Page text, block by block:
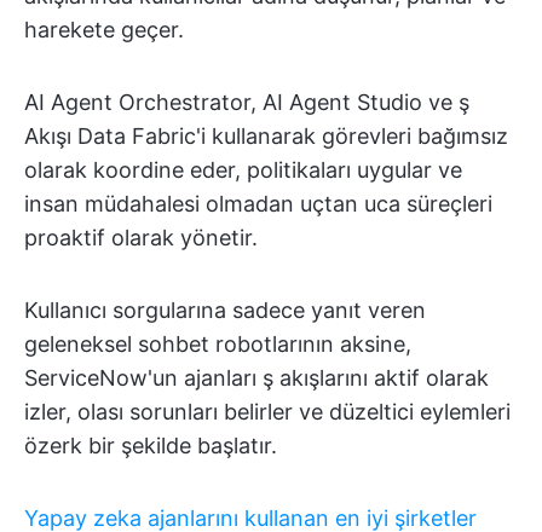
harekete geçer.
AI Agent Orchestrator, AI Agent Studio ve ş
Akışı Data Fabric'i kullanarak görevleri bağımsız
olarak koordine eder, politikaları uygular ve
insan müdahalesi olmadan uçtan uca süreçleri
proaktif olarak yönetir.
Kullanıcı sorgularına sadece yanıt veren
geleneksel sohbet robotlarının aksine,
ServiceNow'un ajanları ş akışlarını aktif olarak
izler, olası sorunları belirler ve düzeltici eylemleri
özerk bir şekilde başlatır.
Yapay zeka ajanlarını kullanan en iyi şirketler